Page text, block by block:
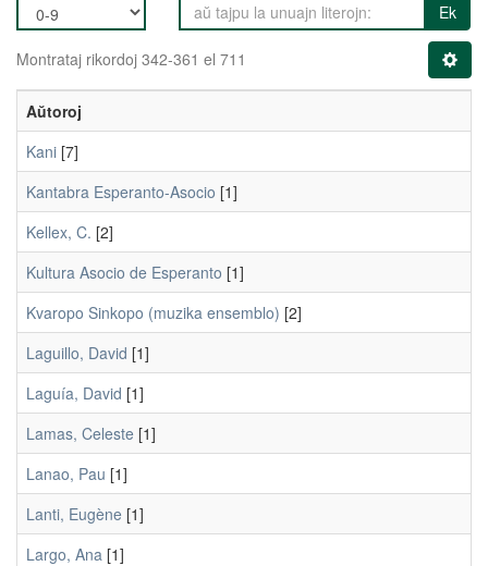
Ek
Montrataj rikordoj 342-361 el 711
Aŭtoroj
Kani [7]
Kantabra Esperanto-Asocio [1]
Kellex, C. [2]
Kultura Asocio de Esperanto [1]
Kvaropo Sinkopo (muzika ensemblo) [2]
Laguillo, David [1]
Laguía, David [1]
Lamas, Celeste [1]
Lanao, Pau [1]
Lanti, Eugène [1]
Largo, Ana [1]